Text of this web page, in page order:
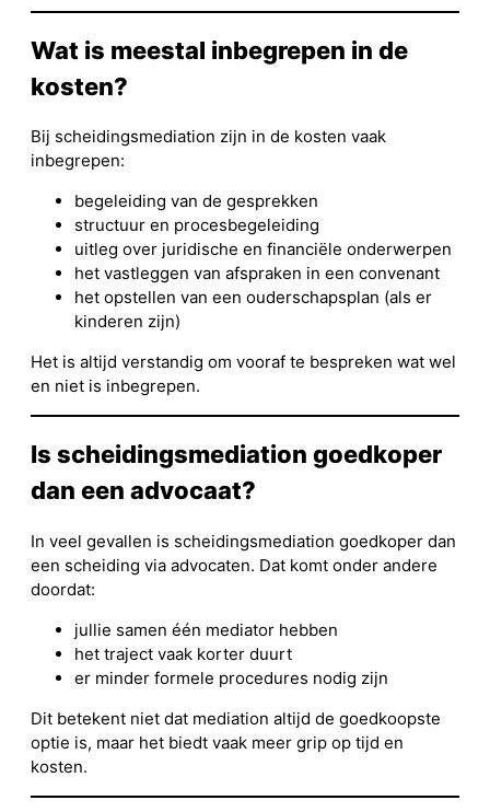
Wat is meestal inbegrepen in de
kosten?
Bij scheidingsmediation zijn in de kosten vaak
inbegrepen:
begeleiding van de gesprekken
structuur en procesbegeleiding
uitleg over juridische en financiële onderwerpen
het vastleggen van afspraken in een convenant
het opstellen van een ouderschapsplan (als er
kinderen zijn)
Het is altijd verstandig om vooraf te bespreken wat wel
en niet is inbegrepen.
Is scheidingsmediation goedkoper
dan een advocaat?
In veel gevallen is scheidingsmediation goedkoper dan
een scheiding via advocaten. Dat komt onder andere
doordat:
jullie samen één mediator hebben
het traject vaak korter duurt
er minder formele procedures nodig zijn
Dit betekent niet dat mediation altijd de goedkoopste
optie is, maar het biedt vaak meer grip op tijd en
kosten.